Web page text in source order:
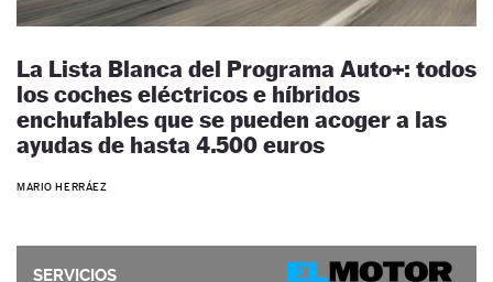
La Lista Blanca del Programa Auto+: todos
los coches eléctricos e híbridos
enchufables que se pueden acoger a las
ayudas de hasta 4.500 euros
MARIO HERRÁEZ